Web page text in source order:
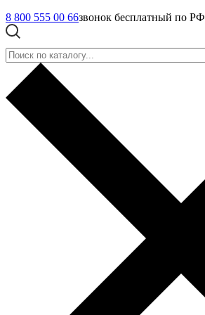
8 800 555 00 66звонок бесплатный по РФ